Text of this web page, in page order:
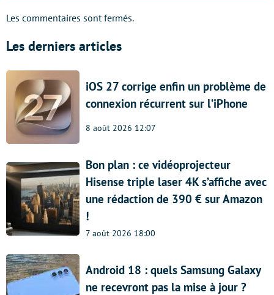
Les commentaires sont fermés.
Les derniers articles
iOS 27 corrige enfin un problème de
connexion récurrent sur l’iPhone
8 août 2026 12:07
Bon plan : ce vidéoprojecteur
Hisense triple laser 4K s’affiche avec
une rédaction de 390 € sur Amazon
!
7 août 2026 18:00
Android 18 : quels Samsung Galaxy
ne recevront pas la mise à jour ?